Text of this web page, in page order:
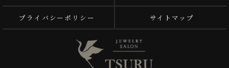
プライバシーポリシー サイトマップ